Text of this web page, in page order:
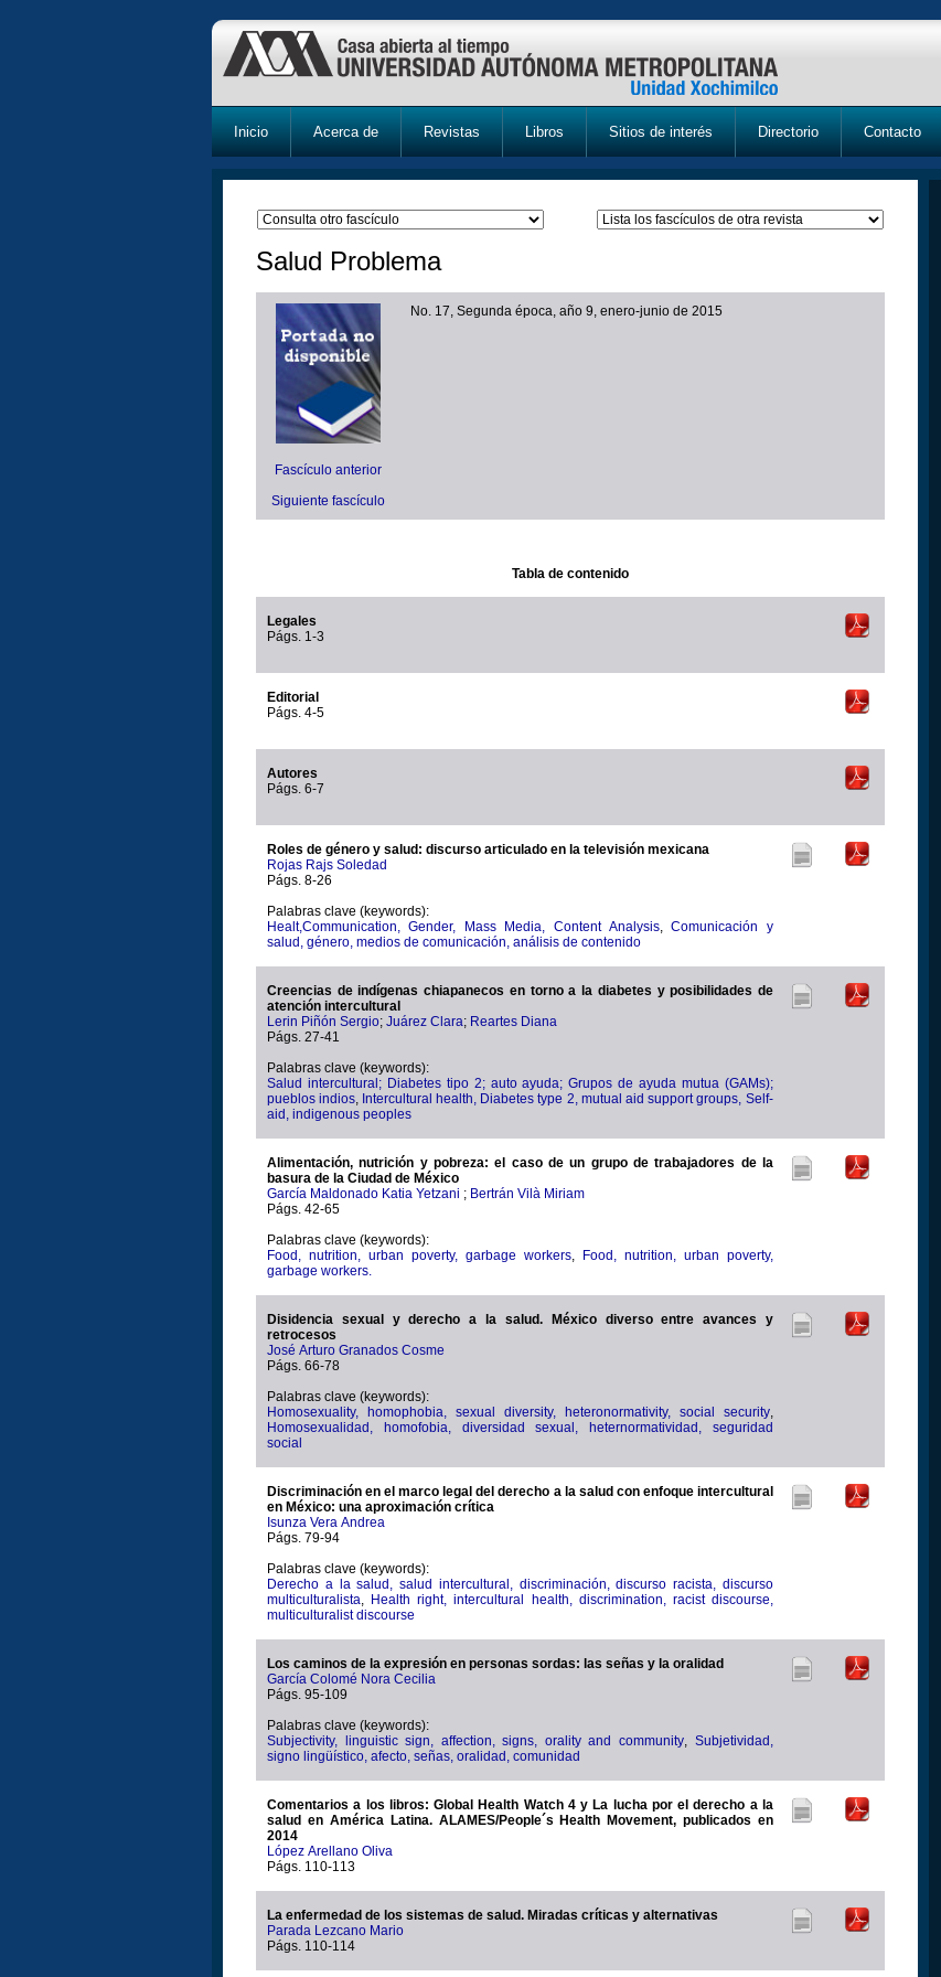
Inicio Acerca de Revistas Libros Sitios de interés Directorio Contacto
Salud Problema
Fascículo anterior
Siguiente fascículo
No. 17, Segunda época, año 9, enero-junio de 2015
Tabla de contenido
Legales
Págs. 1-3
Editorial
Págs. 4-5
Autores
Págs. 6-7
Roles de género y salud: discurso articulado en la televisión mexicana
Rojas Rajs Soledad
Págs. 8-26
Palabras clave (keywords):
Healt,Communication, Gender, Mass Media, Content Analysis
Comunicación y
salud, género, medios de comunicación, análisis de contenido
Creencias de indígenas chiapanecos en torno a la diabetes y posibilidades de
atención intercultural
Lerin Piñón Sergio; Juárez Clara; Reartes Diana
Págs. 27-41
Palabras clave (keywords):
Salud intercultural; Diabetes tipo 2; auto ayuda; Grupos de ayuda mutua (GAMs);
pueblos indios Intercultural health, Diabetes type 2, mutual aid support groups, Self-
aid, indigenous peoples
Alimentación, nutrición y pobreza: el caso de un grupo de trabajadores de la
basura de la Ciudad de México
García Maldonado Katia Yetzani ; Bertrán Vilà Miriam
Págs. 42-65
Palabras clave (keywords):
Food, nutrition, urban poverty, garbage workers
Food, nutrition, urban poverty,
garbage workers.
Disidencia sexual y derecho a la salud. México diverso entre avances y
retrocesos
José Arturo Granados Cosme
Págs. 66-78
Palabras clave (keywords):
Homosexuality, homophobia, sexual diversity, heteronormativity, social security
Homosexualidad, homofobia, diversidad sexual, heternormatividad, seguridad
social
Discriminación en el marco legal del derecho a la salud con enfoque intercultural
en México: una aproximación crítica
Isunza Vera Andrea
Págs. 79-94
Palabras clave (keywords):
Derecho a la salud, salud intercultural, discriminación, discurso racista, discurso
multiculturalista
Health right, intercultural health, discrimination, racist discourse,
multiculturalist discourse
Los caminos de la expresión en personas sordas: las señas y la oralidad
García Colomé Nora Cecilia
Págs. 95-109
Palabras clave (keywords):
Subjectivity, linguistic sign, affection, signs, orality and community
Subjetividad,
signo lingüístico, afecto, señas, oralidad, comunidad
Comentarios a los libros: Global Health Watch 4 y La lucha por el derecho a la
salud en América Latina. ALAMES/People´s Health Movement, publicados en
2014
López Arellano Oliva
Págs. 110-113
La enfermedad de los sistemas de salud. Miradas críticas y alternativas
Parada Lezcano Mario
Págs. 110-114